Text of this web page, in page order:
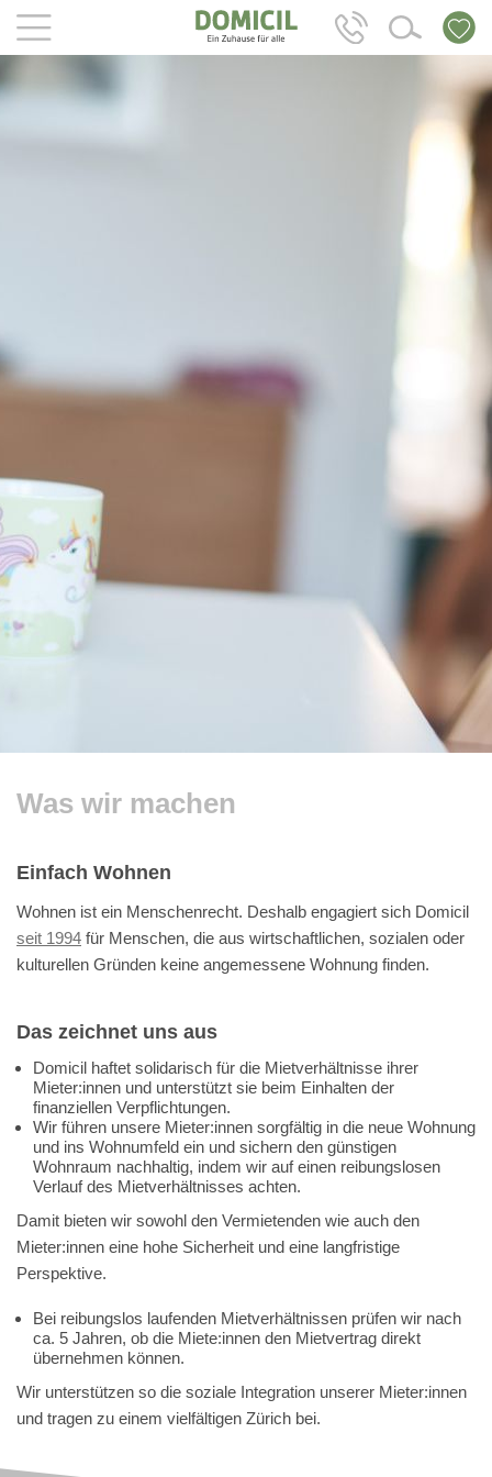
Was wir machen
Einfach Wohnen
Wohnen ist ein Menschenrecht. Deshalb engagiert sich Domicil
seit 1994 für Menschen, die aus wirtschaftlichen, sozialen oder
kulturellen Gründen keine angemessene Wohnung finden.
Das zeichnet uns aus
Domicil haftet solidarisch für die Mietverhältnisse ihrer
Mieter:innen und unterstützt sie beim Einhalten der
finanziellen Verpflichtungen.
Wir führen unsere Mieter:innen sorgfältig in die neue Wohnung
und ins Wohnumfeld ein und sichern den günstigen
Wohnraum nachhaltig, indem wir auf einen reibungslosen
Verlauf des Mietverhältnisses achten.
Damit bieten wir sowohl den Vermietenden wie auch den
Mieter:innen eine hohe Sicherheit und eine langfristige
Perspektive.
Bei reibungslos laufenden Mietverhältnissen prüfen wir nach
ca. 5 Jahren, ob die Miete:innen den Mietvertrag direkt
übernehmen können.
Wir unterstützen so die soziale Integration unserer Mieter:innen
und tragen zu einem vielfältigen Zürich bei.